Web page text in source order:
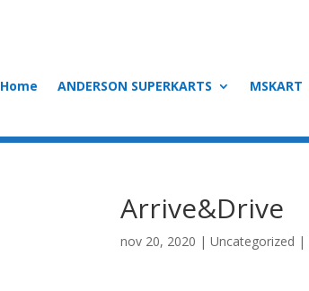
Home ANDERSON SUPERKARTS MSKART
Arrive&Drive
nov 20, 2020 |Uncategorized |